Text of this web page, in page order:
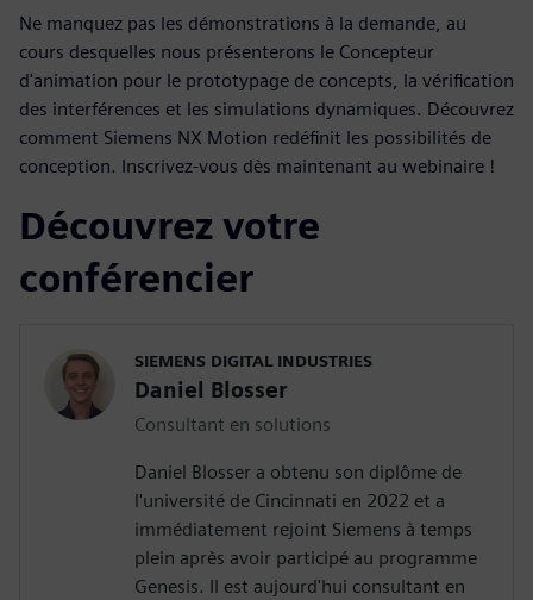
Ne manquez pas les démonstrations à la demande, au
cours desquelles nous présenterons le Concepteur
d'animation pour le prototypage de concepts, la vérification
des interférences et les simulations dynamiques. Découvrez
comment Siemens NX Motion redéfinit les possibilités de
conception. Inscrivez-vous dès maintenant au webinaire !
Découvrez votre
conférencier
SIEMENS DIGITAL INDUSTRIES
Daniel Blosser
Consultant en solutions
Daniel Blosser a obtenu son diplôme de
l'université de Cincinnati en 2022 et a
immédiatement rejoint Siemens à temps
plein après avoir participé au programme
Genesis. Il est aujourd'hui consultant en